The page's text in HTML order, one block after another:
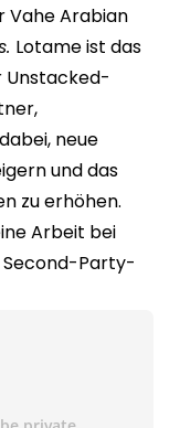
Vahe Arabian
Lotame ist das
Unstacked-
neue
und das
zu erhöhen.
Arbeit bei
Party-